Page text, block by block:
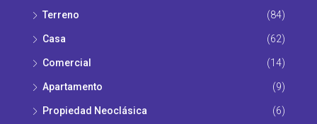
Terreno (84)
Casa (62)
Comercial (14)
Apartamento (9)
Propiedad Νeoclásica (6)